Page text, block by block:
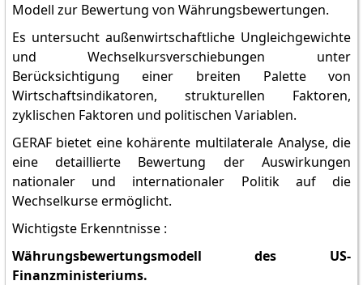
Modell zur Bewertung von Währungsbewertungen.
Es untersucht außenwirtschaftliche Ungleichgewichte
und Wechselkursverschiebungen unter
Berücksichtigung einer breiten Palette von
Wirtschaftsindikatoren, strukturellen Faktoren,
zyklischen Faktoren und politischen Variablen.
GERAF bietet eine kohärente multilaterale Analyse, die
eine detaillierte Bewertung der Auswirkungen
nationaler und internationaler Politik auf die
Wechselkurse ermöglicht.
Wichtigste Erkenntnisse :
Währungsbewertungsmodell des US-
Finanzministeriums.